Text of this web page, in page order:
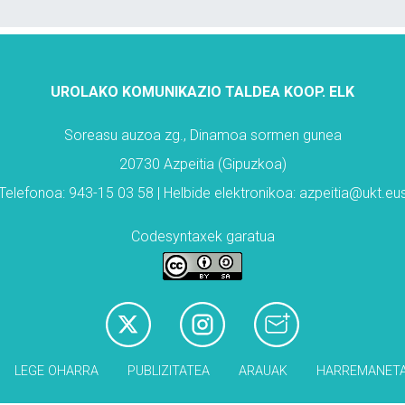
UROLAKO KOMUNIKAZIO TALDEA KOOP. ELK
Soreasu auzoa zg., Dinamoa sormen gunea
20730 Azpeitia (Gipuzkoa)
943-15 03 58 | Helbide elektronikoa:
Codesyntaxek garatua
LEGE OHARRA PUBLIZITATEA ARAUAK